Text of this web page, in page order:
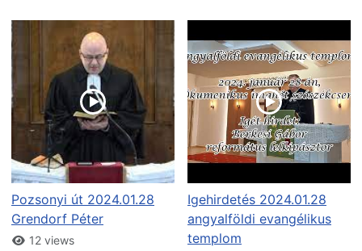
Pozsonyi út 2024.01.28
Grendorf Péter
12 views
Igehirdetés 2024.01.28
angyalföldi evangélikus
templom